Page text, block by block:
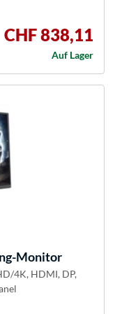
CHF 838,11
Auf Lager
Monitor
4K, HDMI, DP,